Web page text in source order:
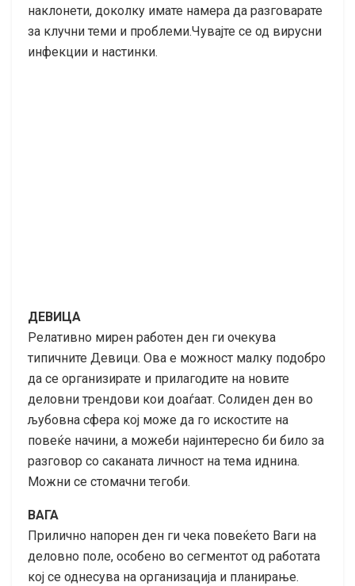
наклонети, доколку имате намера да разговарате
за клучни теми и проблеми.Чувајте се од вирусни
инфекции и настинки.
ДЕВИЦА
Релативно мирен работен ден ги очекува
типичните Девици. Ова е можност малку подобро
да се организирате и прилагодите на новите
деловни трендови кои доаѓаат. Солиден ден во
љубовна сфера кој може да го искостите на
повеќе начини, а можеби најинтересно би било за
разговор со саканата личност на тема иднина.
Можни се стомачни тегоби.
ВАГА
Прилично напорен ден ги чека повеќето Ваги на
деловно поле, особено во сегментот од работата
кој се однесува на организација и планирање.